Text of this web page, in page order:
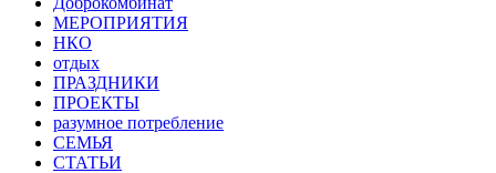
МЕРОПРИЯТИЯ
НКО
отдых
ПРАЗДНИКИ
ПРОЕКТЫ
разумное потребление
СЕМЬЯ
СТАТЬИ